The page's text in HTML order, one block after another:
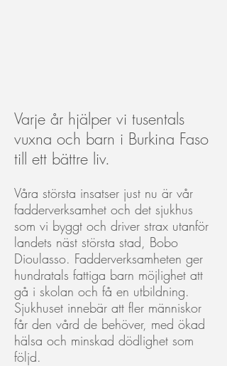
Varje år hjälper vi tusentals
vuxna och barn i Burkina Faso
till ett bättre liv.
Våra största insatser just nu är vår
fadderverksamhet och det sjukhus
som vi byggt och driver strax utanför
landets näst största stad, Bobo
Dioulasso. Fadderverksamheten ger
hundratals fattiga barn möjlighet att
gå i skolan och få en utbildning.
Sjukhuset innebär att fler människor
får den vård de behöver, med ökad
hälsa och minskad dödlighet som
följd.